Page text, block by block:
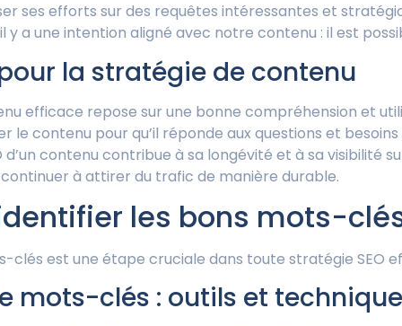
ses efforts sur des requêtes intéressantes et
y a une intention aligné avec notre contenu : il est
la stratégie de contenu
efficace repose sur une bonne compréhension et
le contenu pour qu’il réponde aux questions et
d’un contenu contribue à sa longévité et à sa visibilité
à attirer du trafic de manière durable.
les bons mots-
clés est une étape cruciale dans toute stratégie SEO
mots-clés : outils et